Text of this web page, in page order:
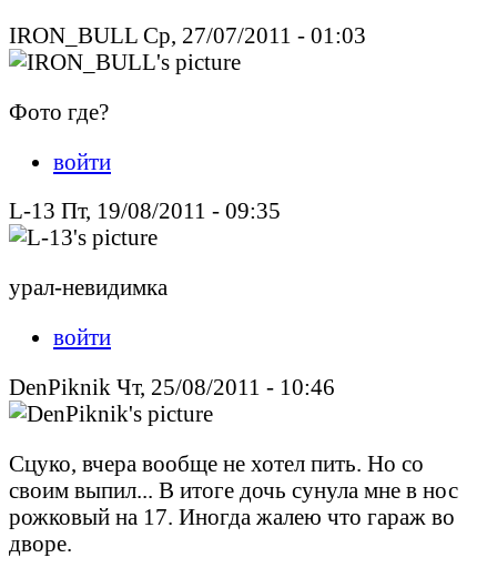
IRON_BULL Ср, 27/07/2011 - 01:03
Фото где?
войти
L-13 Пт, 19/08/2011 - 09:35
урал-невидимка
войти
DenPiknik Чт, 25/08/2011 - 10:46
Сцуко, вчера вообще не хотел пить. Но со
своим выпил... В итоге дочь сунула мне в нос
рожковый на 17. Иногда жалею что гараж во
дворе.